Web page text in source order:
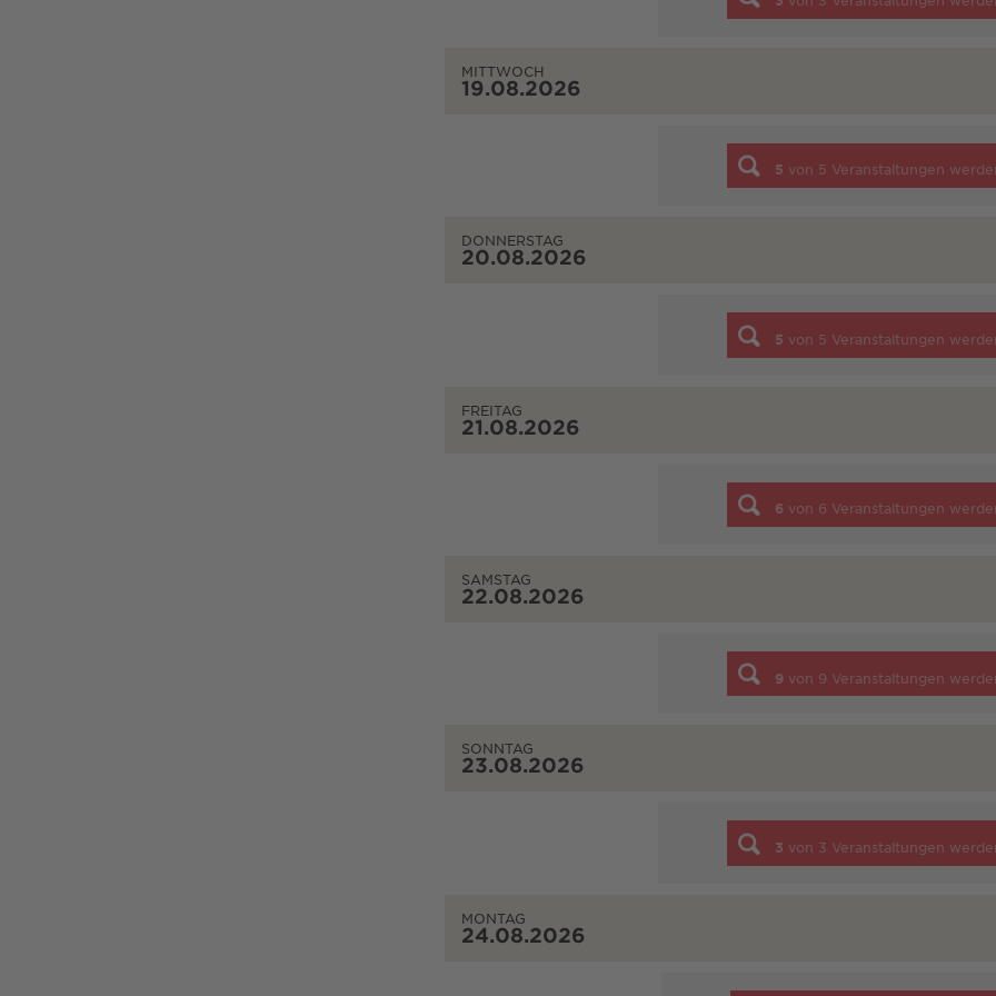
MITTWOCH
19.08.2026
5 von 5 Veranstaltungen
DONNERSTAG
20.08.2026
5 von 5 Veranstaltungen
FREITAG
21.08.2026
6 von 6 Veranstaltungen
SAMSTAG
22.08.2026
9 von 9 Veranstaltungen
SONNTAG
23.08.2026
3 von 3 Veranstaltungen
MONTAG
24.08.2026